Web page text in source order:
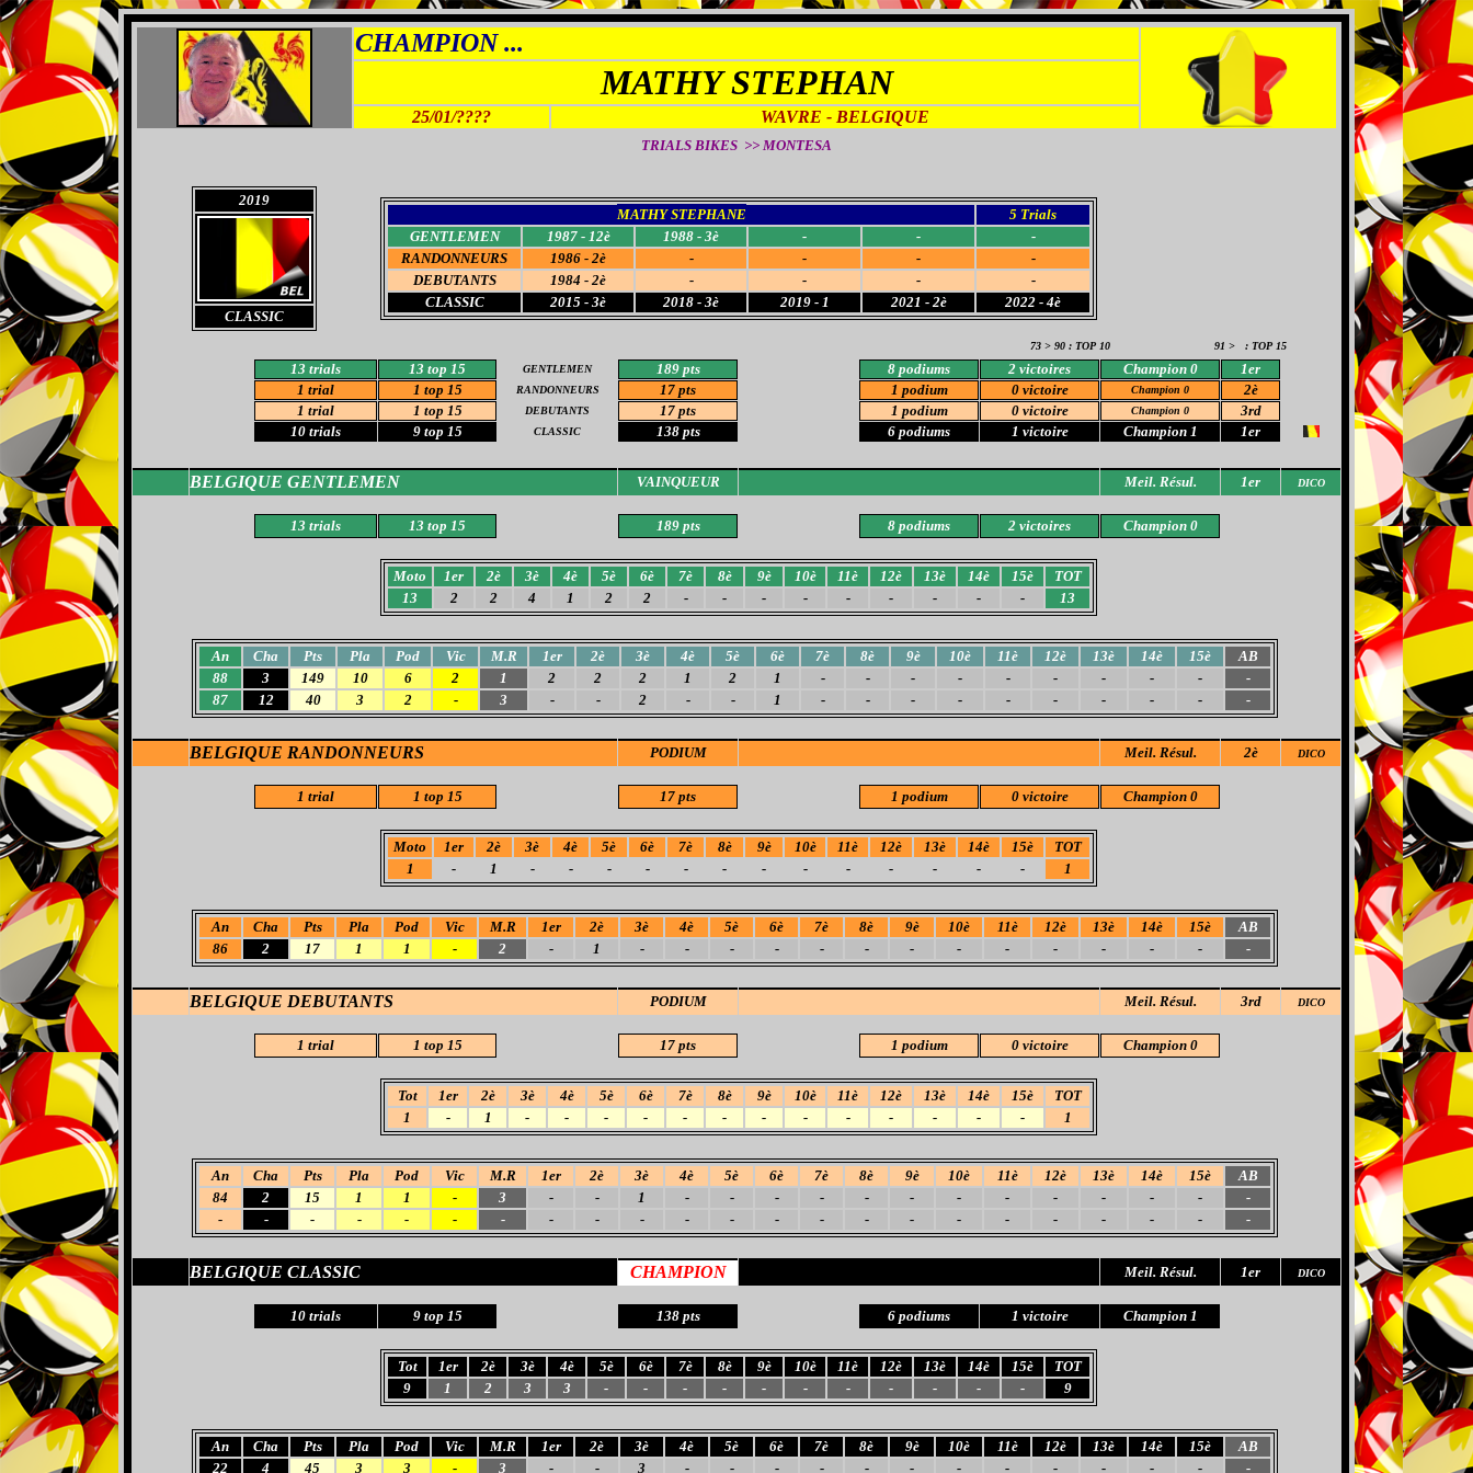
CHAMPION...
MATHY STEPHAN
25/01/???? WAVRE - BELGIQUE
TRIALS BIKES >> MONTESA
2019
CLASSIC
MATHY STEPHANE
5 Trials
GENTLEMEN
1987 - 12è 1988 - 3è - -
-
RANDONNEURS
1986 - 2è - - -
-
DEBUTANTS
1984 - 2è - - -
-
CLASSIC
2015 - 3è 2018 - 3è 2019 - 1 2021 - 2è 2022 - 4è
73 > 90 : TOP 10 91 > : TOP 15
13 trials 13 top 15 GENTLEMEN 189 pts 8 podiums 2 victoires Champion 0
1er
1 trial
1 top 15 RANDONNEURS 17 pts 1 podium 0 victoire Champion 0
2è
1 trial
1 top 15 DEBUTANTS 17 pts 1 podium 0 victoire Champion 0
3rd
10 trials
9 top 15 CLASSIC 138 pts 6 podiums 1 victoire Champion 1 1er
BELGIQUE GENTLEMEN VAINQUEUR Meil. Résul. 1er DICO
13 trials 13 top 15 189 pts 8 podiums 2 victoires Champion 0
Moto 1er 2è 3è 4è 5è 6è 7è 8è 9è 10è 11è 12è 13è 14è 15è
TOT
13
2 2 4 1 2 2 - - - - - - - - - 13
An Cha Pts Pla Pod Vic M.R 1er 2è 3è 4è 5è 6è 7è 8è 9è 10è 11è 12è 13è 14è 15è
AB
88
3 149 10 6 2 1 2 2 2 1 2 1 - - - - - - - - -
-
87
12 40 3 2 - 3 - - 2 - - 1 - - - - - - - - - -
BELGIQUE RANDONNEURS PODIUM Meil. Résul. 2è DICO
1 trial 1 top 15 17 pts 1 podium 0 victoire Champion 0
Moto 1er 2è 3è 4è 5è 6è 7è 8è 9è 10è 11è 12è 13è 14è 15è
TOT
1
- 1 - - - - - - - - - - - - - 1
An Cha Pts Pla Pod Vic M.R 1er 2è 3è 4è 5è 6è 7è 8è 9è 10è 11è 12è 13è 14è 15è
AB
86
2 17 1 1 - 2 - 1 - - - - - - - - - - - - - -
BELGIQUE DEBUTANTS PODIUM Meil. Résul. 3rd DICO
1 trial 1 top 15 17 pts 1 podium 0 victoire Champion 0
Tot 1er 2è 3è 4è 5è 6è 7è 8è 9è 10è 11è 12è 13è 14è 15è
TOT
1
- 1 - - - - - - - - - - - - - 1
An Cha Pts Pla Pod Vic M.R 1er 2è 3è 4è 5è 6è 7è 8è 9è 10è 11è 12è 13è 14è 15è
AB
84
2 15 1 1 - 3 - - 1 - - - - - - - - - - - -
-
-
- - - - - - - - - - - - - - - - - - - - - -
BELGIQUE CLASSIC CHAMPION Meil. Résul. 1er DICO
10 trials 9 top 15 138 pts 6 podiums 1 victoire Champion 1
Tot 1er 2è 3è 4è 5è 6è 7è 8è 9è 10è 11è 12è 13è 14è 15è
TOT
9
1 2 3 3 - - - - - - - - - - - 9
An Cha Pts Pla Pod Vic M.R 1er 2è 3è 4è 5è 6è 7è 8è 9è 10è 11è 12è 13è 14è 15è
AB
22
4 45 3 3 - 3 - - 3 - - - - - - - - - - - - -